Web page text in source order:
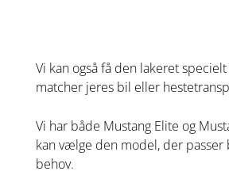
Vi kan også få den lakeret
matcher jeres bil eller
Vi har både Mustang Elite og
kan vælge den model, der passer
behov.